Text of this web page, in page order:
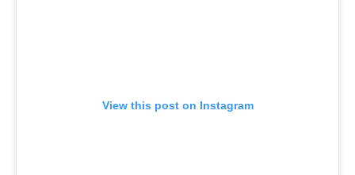
View this post on Instagram